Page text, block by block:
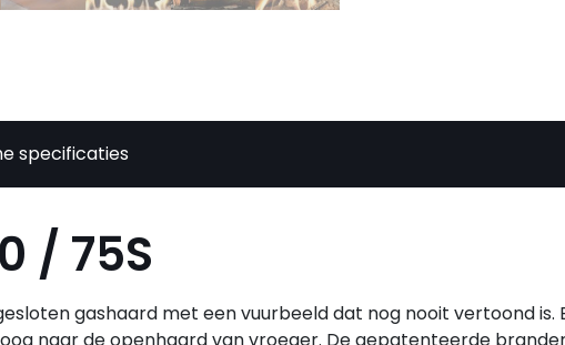
specificaties
/ 75S
gashaard met een vuurbeeld dat nog nooit vertoond is.